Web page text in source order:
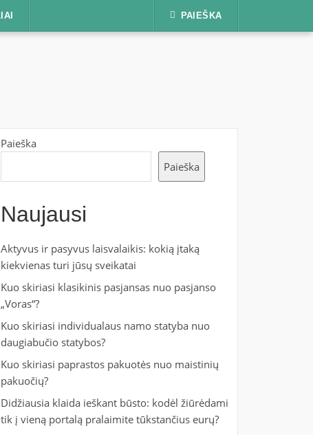
PAIEŠKA
Paieška
Paieška
Naujausi
Aktyvus ir pasyvus laisvalaikis: kokią įtaką
kiekvienas turi jūsų sveikatai
Kuo skiriasi klasikinis pasjansas nuo pasjanso
„Voras“?
Kuo skiriasi individualaus namo statyba nuo
daugiabučio statybos?
Kuo skiriasi paprastos pakuotės nuo maistinių
pakuočių?
Didžiausia klaida ieškant būsto: kodėl žiūrėdami
tik į vieną portalą pralaimite tūkstančius eurų?